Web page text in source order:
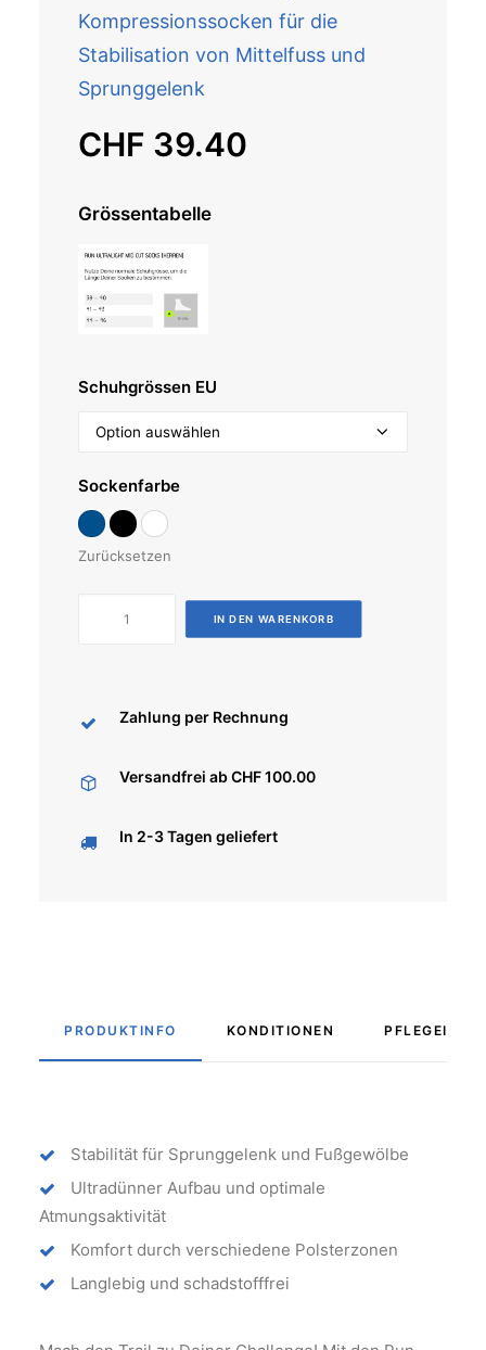
Kompressionssocken für die
Stabilisation von Mittelfuss und
Sprunggelenk
CHF 39.40
Grössentabelle
Schuhgrössen EU
Sockenfarbe
Zurücksetzen
Socks
Menge
IN DEN WARENKORB
Zahlung per Rechnung
Versandfrei ab CHF 100.00
In 2-3 Tagen geliefert
PRODUKTINFO KONDITIONEN
Stabilität für Sprunggelenk und Fußgewölbe
Ultradünner Aufbau und optimale
Atmungsaktivität
Komfort durch verschiedene Polsterzonen
Langlebig und schadstofffrei